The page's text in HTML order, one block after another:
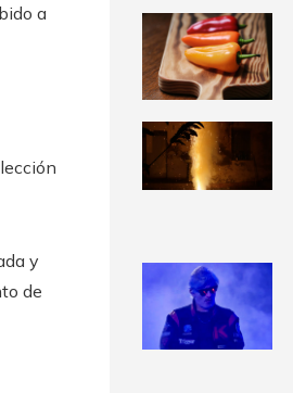
a
y
de